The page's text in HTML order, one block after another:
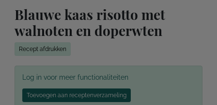
Blauwe kaas risotto met
walnoten en doperwten
Recept afdrukken
Log in voor meer functionaliteiten
Toevoegen aan receptenverzameling